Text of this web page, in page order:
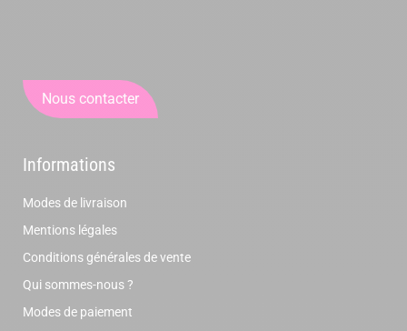
Nous contacter
Informations
Modes de livraison
Mentions légales
Conditions générales de vente
Qui sommes-nous ?
Modes de paiement